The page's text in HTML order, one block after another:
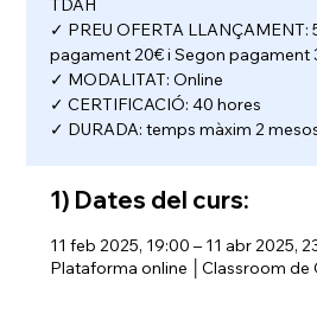
✓ PREU OFERTA LLANÇAMENT:
pagament 20€ i Segon pagament
✓ MODALITAT: Online
✓ CERTIFICACIÓ: 40 hores
✓ DURADA: temps màxim 2
1) Dates del curs:
11 feb 2025, 19:00 – 11 abr 2025,
Plataforma online │Classroom de